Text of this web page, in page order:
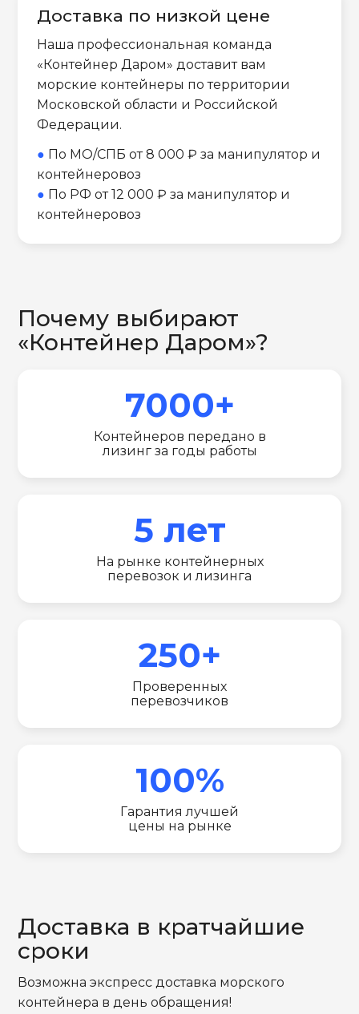
Доставка по низкой цене
Наша профессиональная команда
«Контейнер Даром» доставит вам
морские контейнеры по территории
Московской области и Российской
Федерации.
● По МО/СПБ от 8 000 ₽ за манипулятор и
контейнеровоз
● По РФ от 12 000 ₽ за манипулятор и
контейнеровоз
Почему выбирают
«Контейнер Даром»?
7000+
Контейнеров передано в
лизинг за годы работы
5 лет
На рынке контейнерных
перевозок и лизинга
250+
Проверенных
перевозчиков
100%
Гарантия лучшей
цены на рынке
Доставка в кратчайшие
сроки
Возможна экспресс доставка морского
контейнера в день обращения!